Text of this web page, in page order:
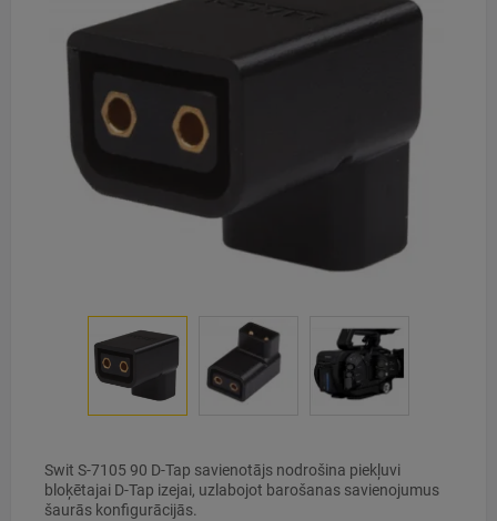
Swit S-7105 90 D-Tap savienotājs nodrošina piekļuvi
bloķētajai D-Tap izejai, uzlabojot barošanas savienojumus
šaurās konfigurācijās.